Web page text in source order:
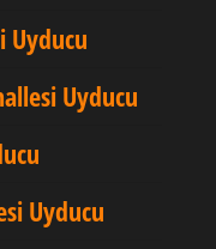
Uyducu
Uyducu
Uyducu